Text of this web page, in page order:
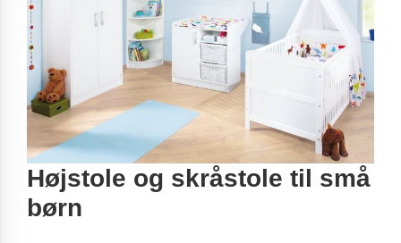
Højstole og skråstole til små
børn